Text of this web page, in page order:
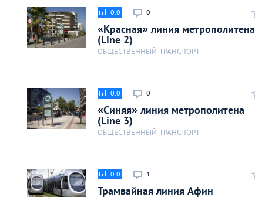
Лос-Анджелес
Москва
Пхукет
Санкт-Петербург
0
0.0
«Красная» линия метрополитена
(Line 2)
ОБЩЕСТВЕННЫЙ ТРАНСПОРТ
0
0.0
«Синяя» линия метрополитена
(Line 3)
ОБЩЕСТВЕННЫЙ ТРАНСПОРТ
1
0.0
Трамвайная линия Афин